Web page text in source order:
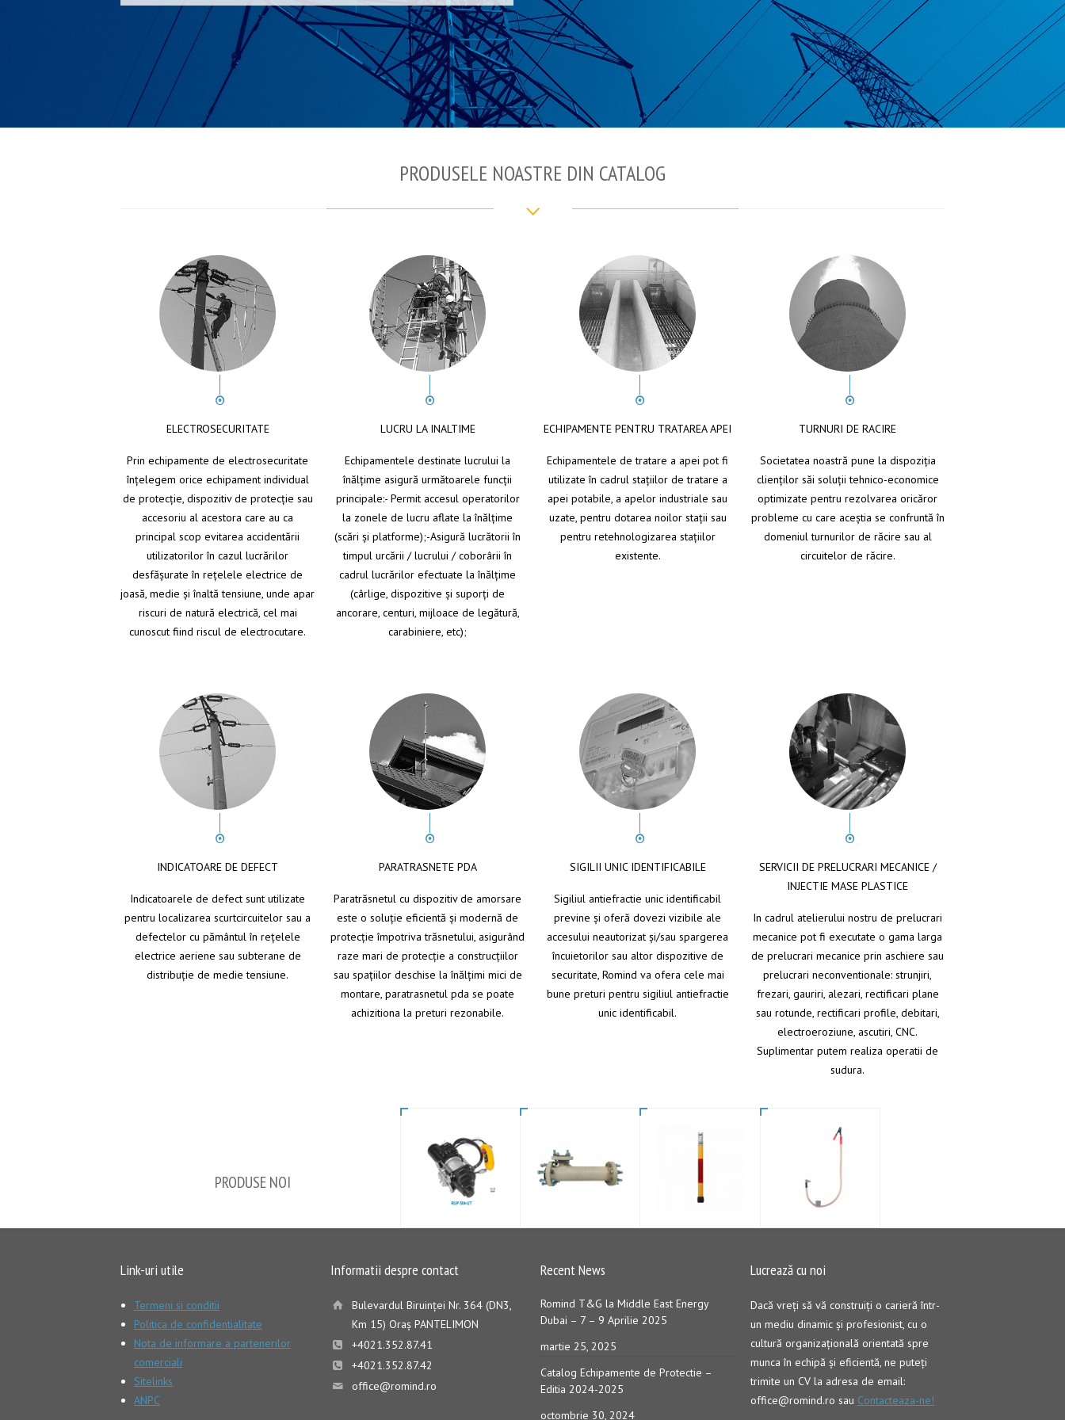
PRODUSELE NOASTRE DIN CATALOG
ELECTROSECURITATE
Prin echipamente de electrosecuritate
înţelegem orice echipament individual
de protecţie, dispozitiv de protecţie sau
accesoriu al acestora care au ca
principal scop evitarea accidentării
utilizatorilor în cazul lucrărilor
desfăşurate în reţelele electrice de
joasă, medie şi înaltă tensiune, unde apar
riscuri de natură electrică, cel mai
cunoscut fiind riscul de electrocutare.
LUCRU LA INALTIME
Echipamentele destinate lucrului la
înălţime asigură următoarele funcţii
principale:- Permit accesul operatorilor
la zonele de lucru aflate la înălţime
(scări şi platforme);-Asigură lucrătorii în
timpul urcării / lucrului / coborârii în
cadrul lucrărilor efectuate la înălţime
(cârlige, dispozitive şi suporţi de
ancorare, centuri, mijloace de legătură,
carabiniere, etc);
ECHIPAMENTE PENTRU TRATAREA APEI
Echipamentele de tratare a apei pot fi
utilizate în cadrul staţiilor de tratare a
apei potabile, a apelor industriale sau
uzate, pentru dotarea noilor staţii sau
pentru retehnologizarea staţiilor
existente.
TURNURI DE RACIRE
Societatea noastră pune la dispoziţia
clienţilor săi soluţii tehnico-economice
optimizate pentru rezolvarea oricăror
probleme cu care aceştia se confruntă în
domeniul turnurilor de răcire sau al
circuitelor de răcire.
INDICATOARE DE DEFECT
Indicatoarele de defect sunt utilizate
pentru localizarea scurtcircuitelor sau a
defectelor cu pământul în reţelele
electrice aeriene sau subterane de
distribuţie de medie tensiune.
PARATRASNETE PDA
Paratrăsnetul cu dispozitiv de amorsare
este o soluţie eficientă şi modernă de
protecţie împotriva trăsnetului, asigurând
raze mari de protecţie a construcţiilor
sau spaţiilor deschise la înălţimi mici de
montare, paratrasnetul pda se poate
achizitiona la preturi rezonabile.
SIGILII UNIC IDENTIFICABILE
Sigiliul antiefractie unic identificabil
previne şi oferă dovezi vizibile ale
accesului neautorizat şi/sau spargerea
încuietorilor sau altor dispozitive de
securitate, Romind va ofera cele mai
bune preturi pentru sigiliul antiefractie
unic identificabil.
SERVICII DE PRELUCRARI MECANICE /
INJECTIE MASE PLASTICE
In cadrul atelierului nostru de prelucrari
mecanice pot fi executate o gama larga
de prelucrari mecanice prin aschiere sau
prelucrari neconventionale: strunjiri,
frezari, gauriri, alezari, rectificari plane
sau rotunde, rectificari profile, debitari,
electroeroziune, ascutiri, CNC.
Suplimentar putem realiza operatii de
sudura.
PRODUSE NOI
Link-uri utile
Termeni si conditii
Politica de confidentialitate
Nota de informare a partenerilor
comerciali
Sitelinks
ANPC
Informatii despre contact
Bulevardul Biruinţei Nr. 364 (DN3,
Km 15) Oraş PANTELIMON
+4021.352.87.41
+4021.352.87.42
office@romind.ro
Recent News
Romind T&G la Middle East Energy
Dubai – 7 – 9 Aprilie 2025
martie 25, 2025
Catalog Echipamente de Protectie –
Editia 2024-2025
octombrie 30, 2024
Lucrează cu noi
Dacă vreţi să vă construiţi o carieră într-
un mediu dinamic şi profesionist, cu o
cultură organizaţională orientată spre
munca în echipă şi eficientă, ne puteți
trimite un CV la adresa de email:
office@romind.ro sau Contacteaza-ne!